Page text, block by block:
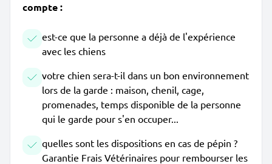
compte :
est-ce que la personne a déjà de l'expérience
avec les chiens
votre chien sera-t-il dans un bon environnement
lors de la garde : maison, chenil, cage,
promenades, temps disponible de la personne
qui le garde pour s'en occuper...
quelles sont les dispositions en cas de pépin ?
Garantie Frais Vétérinaires pour rembourser les